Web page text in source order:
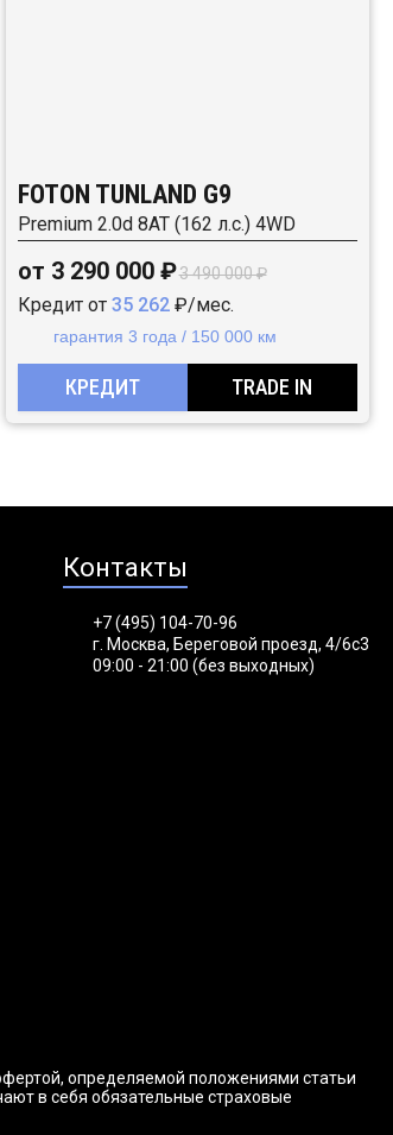
FOTON TUNLAND G9
Premium 2.0d 8AT (162 л.с.) 4WD
от 3 290 000 ₽3 490 000 ₽
Кредит от 35 262₽/мес.
гарантия 3 года / 150 000 км
КРЕДИТ TRADE IN
Контакты
+7 (495) 104-70-96
г. Москва, Береговой проезд, 4/6с3
09:00 - 21:00 (без выходных)
определяемой положениями статьи
в себя обязательные страховые